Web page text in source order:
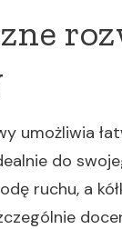
umożliwia
do
ruchu, a